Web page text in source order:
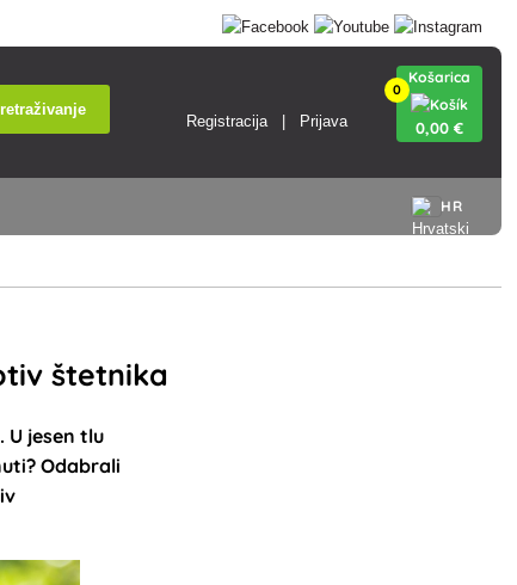
Registracija Prijava
0
Košarica
0,00 €
HR
štetnika
jesen tlu
Odabrali